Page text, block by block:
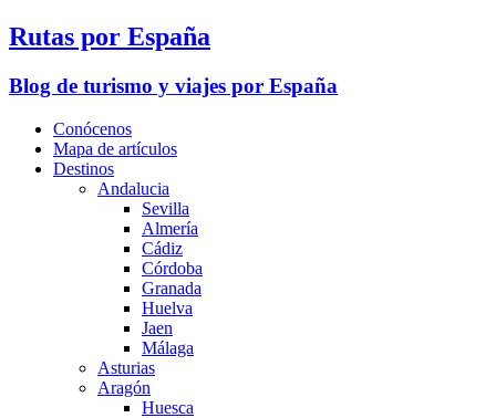
Rutas por España
Blog de turismo y viajes por España
Conócenos
Mapa de artículos
Destinos
Andalucia
Sevilla
Almería
Cádiz
Córdoba
Granada
Huelva
Jaen
Málaga
Asturias
Aragón
Huesca